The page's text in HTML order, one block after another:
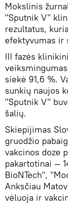
Mokslinis
"Sputnik V"
rezultatus,
efektyvumas ir
III fazės
siekė 91,6 %.
sunkių naujos
"Sputnik V"
šalių.
Skiepijimas
gruodžio
vakcinos doze
pakartotinai —
BioNTech",
Anksčiau
vėluoja ir